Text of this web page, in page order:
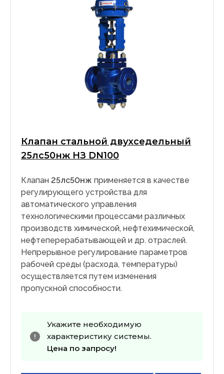
Клапан стальной двухседельный
25лс50нж НЗ DN100
Клапан 25лс50нж применяется в качестве
регулирующего устройства для
автоматического управления
технологическими процессами различных
производств химической, нефтехимической,
нефтеперерабатывающей и др. отраслей.
Непрерывное регулирование параметров
рабочей среды (расхода, температуры)
осуществляется путем изменения
пропускной способности.
Укажите необходимую
характеристику системы.
Цена по запросу!